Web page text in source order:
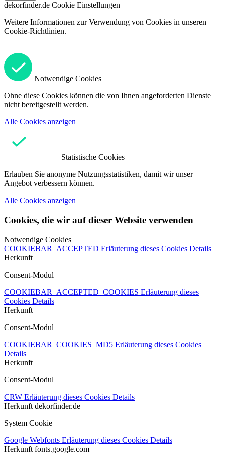
dekorfinder.de Cookie Einstellungen
Weitere Informationen zur Verwendung von Cookies in unseren
Cookie-Richtlinien.
Notwendige Cookies
Ohne diese Cookies können die von Ihnen angeforderten Dienste
nicht bereitgestellt werden.
Alle Cookies anzeigen
Statistische Cookies
Erlauben Sie anonyme Nutzungsstatistiken, damit wir unser
Angebot verbessern können.
Alle Cookies anzeigen
Cookies, die wir auf dieser Website verwenden
Notwendige Cookies
COOKIEBAR_ACCEPTED Erläuterung dieses Cookies Details
Herkunft
Consent-Modul
COOKIEBAR_ACCEPTED_COOKIES Erläuterung dieses
Cookies Details
Herkunft
Consent-Modul
COOKIEBAR_COOKIES_MD5 Erläuterung dieses Cookies
Details
Herkunft
Consent-Modul
CRW Erläuterung dieses Cookies Details
Herkunft dekorfinder.de
System Cookie
Google Webfonts Erläuterung dieses Cookies Details
Herkunft fonts.google.com